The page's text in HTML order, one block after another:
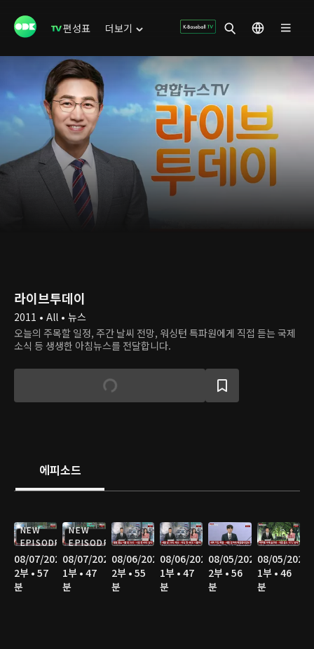
편성표 더보기
라이브투데이
2011 • All • 뉴스
오늘의 주목할 일정, 주간 날씨 전망, 워싱턴 특파원에게 직접 듣는 국제
소식 등 생생한 아침뉴스를 전달합니다.
에피소드
NEW
EPISODE
08/07/2026
2부 • 57
분
NEW
EPISODE
08/07/2026
1부 • 47
분
08/06/2026
2부 • 55
분
08/06/2026
1부 • 47
분
08/05/2026
2부 • 56
분
08/05/2026
1부 • 46
분